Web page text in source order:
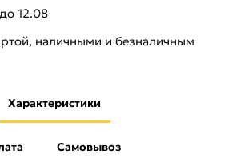
12.08
наличными и безналичным
Характеристики
Самовывоз